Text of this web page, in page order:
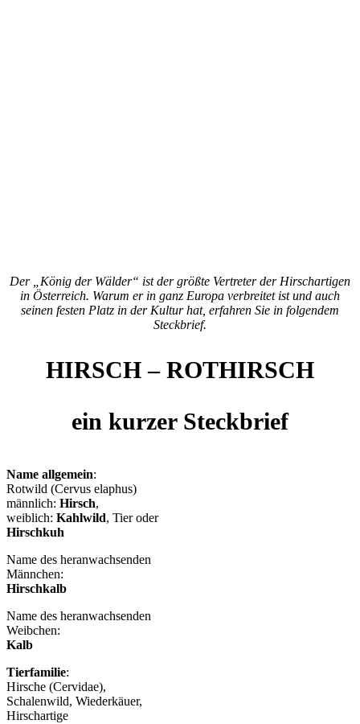
Der „König der Wälder“ ist der größte Vertreter der Hirschartigen
in Österreich. Warum er in ganz Europa verbreitet ist und auch
seinen festen Platz in der Kultur hat, erfahren Sie in folgendem
Steckbrief.
HIRSCH – ROTHIRSCH
ein kurzer Steckbrief
Name allgemein:
Rotwild (Cervus elaphus)
männlich: Hirsch,
weiblich: Kahlwild, Tier oder
Hirschkuh
Name des heranwachsenden
Männchen:
Hirschkalb
Name des heranwachsenden
Weibchen:
Kalb
Tierfamilie:
Hirsche (Cervidae),
Schalenwild, Wiederkäuer,
Hirschartige